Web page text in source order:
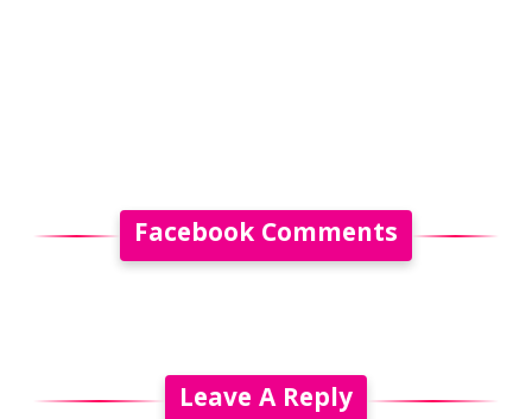
Facebook Comments
Leave A Reply